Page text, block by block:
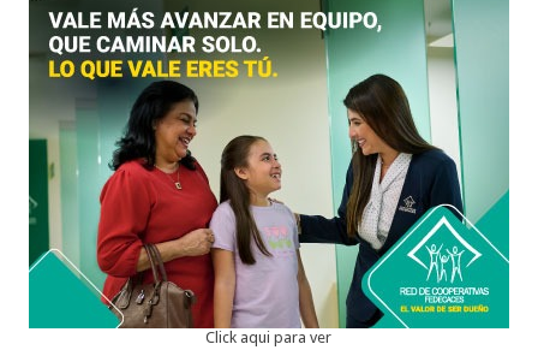
Click aqui para ver